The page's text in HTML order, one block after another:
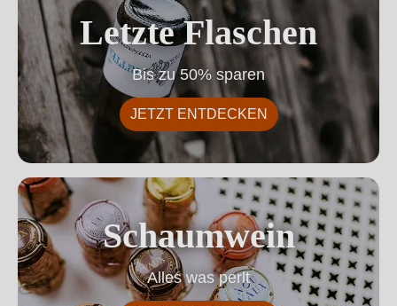
Letzte Flaschen
Bis zu 50% sparen
JETZT ENTDECKEN
Schaumwein
Schaumwein
Alles was perlt